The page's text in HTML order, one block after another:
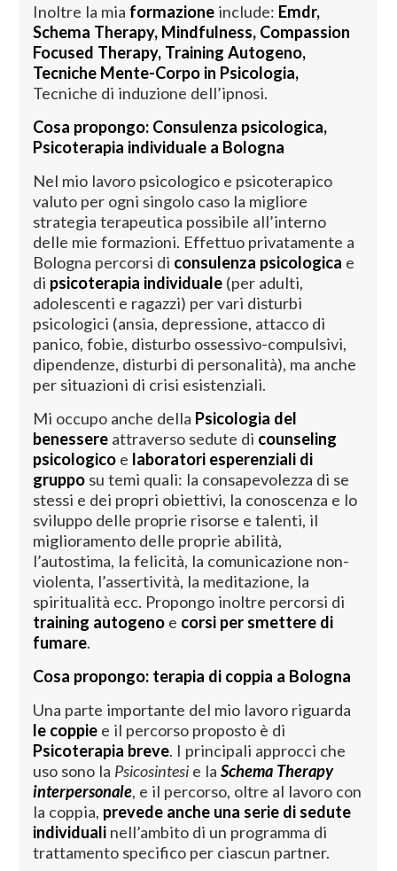
Inoltre la mia formazioneinclude: Emdr,
Schema Therapy, Mindfulness, Compassion
Focused Therapy, Training Autogeno,
Tecniche Mente-Corpo in Psicologia,
Tecniche di induzione dell’ipnosi.
Cosa propongo: Consulenza psicologica,
Psicoterapia individuale a Bologna
Nel mio lavoro psicologico e psicoterapico
valuto per ogni singolo caso la migliore
strategia terapeutica possibile all’interno
delle mie formazioni. Effettuo privatamente a
Bologna percorsi di consulenza psicologica e
di psicoterapia individuale(per adulti,
adolescenti e ragazzi) per vari disturbi
psicologici (ansia, depressione, attacco di
panico, fobie, disturbo ossessivo-compulsivi,
dipendenze, disturbi di personalità), ma anche
per situazioni di crisi esistenziali.
Mi occupo anche della Psicologia del
benessereattraverso sedute di counseling
psicologicoe laboratori esperenziali di
grupposu temi quali: la consapevolezza di se
stessi e dei propri obiettivi, la conoscenza e lo
sviluppo delle proprie risorse e talenti, il
miglioramento delle proprie abilità,
l’autostima, la felicità, la comunicazione non-
violenta, l’assertività, la meditazione, la
spiritualità ecc. Propongo inoltre percorsi di
training autogenoe corsi per smettere di
fumare.
Cosa propongo: terapia di coppia a Bologna
Una parte importante del mio lavoro riguarda
le coppiee il percorso proposto è di
Psicoterapia breve. I principali approcci che
uso sono la Psicosintesie la Schema Therapy
interpersonale, e il percorso, oltre al lavoro con
la coppia, prevede anche una serie di sedute
individualinell’ambito di un programma di
trattamento specifico per ciascun partner.